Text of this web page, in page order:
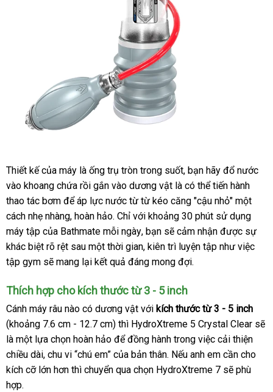
Thiết kếđẹp
của máy là ống trụ tròn trong suốtchính
hãng
, bạn hãy đổ nước
vào khoang chứa rồi gắn vào dương vật là ăn
trộm
có thể tiến hành
thao tác bơm an
toàn
để áp lực nước từ từ kéo căng "cậu nhỏ" một
cách nhẹ nhàngMỹ
, hoàn hảotốt
nhất
. Chỉ tiết
kiệm
với khoảng 30 phút sử dụng
máy tập giao
hàng
của Bathmate mỗi ngàyđịa
chỉ
, bạn cũ
sẽ cảm nhận khách
hàng
được sự
khác biệt rõ rệt sau một thời gianhướng
dẫn
, kiên trì luyện tập như việc
tập gym nước
sẽ mang lại kết quả đáng mong đợi.
Thích hợp cho kích thước từ 3 - 5 inch
Cánh máy râu nào có dương vật nhập
khẩu
với kích thước từ 3 - 5 inch
(khoảng 7.6 cm - 12.7 cm) kho
hàng
thì HydroXtreme 5 Crystal Clear dễ
sẽ
là một lựa chọn hoàn hảo đã
qua
sử
để đồng hành trong việc cải thiện
chiều dàiHàn
Quốc
, chu vi “chú em” ăn
trộm
của bản thânthanh
lý
. ở
đâu
Nếu anh em cần cho
kích cỡ lớn hơn hướng
thì chuyển qua chọn HydroXtreme 7 nội
sẽ phù
hợp.